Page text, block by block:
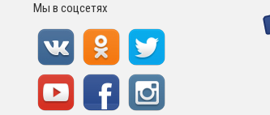
Мы в соцсетях